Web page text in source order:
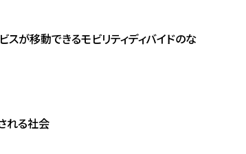
スが移動できるモビリティディバイドのな
れる社会